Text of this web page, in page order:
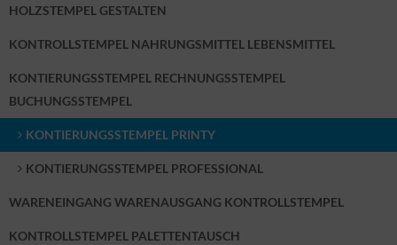
HOLZSTEMPEL GESTALTEN
KONTROLLSTEMPEL NAHRUNGSMITTEL LEBENSMITTEL
KONTIERUNGSSTEMPEL RECHNUNGSSTEMPEL
BUCHUNGSSTEMPEL
KONTIERUNGSSTEMPEL PRINTY
KONTIERUNGSSTEMPEL PROFESSIONAL
WARENEINGANG WARENAUSGANG KONTROLLSTEMPEL
KONTROLLSTEMPEL PALETTENTAUSCH